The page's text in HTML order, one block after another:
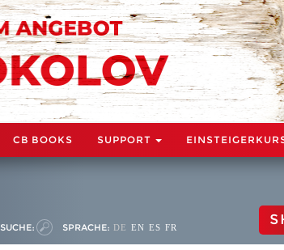
CB BOOKS SUPPORT
SUCHE: SPRACHE: DE EN ES FR